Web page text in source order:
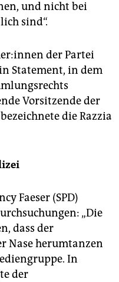
und nicht bei
sind“.
der Partei
Statement, in dem
Vorsitzende der
die Razzia
Faeser (SPD)
„Die
dass der
Nase herumtanzen
In
der